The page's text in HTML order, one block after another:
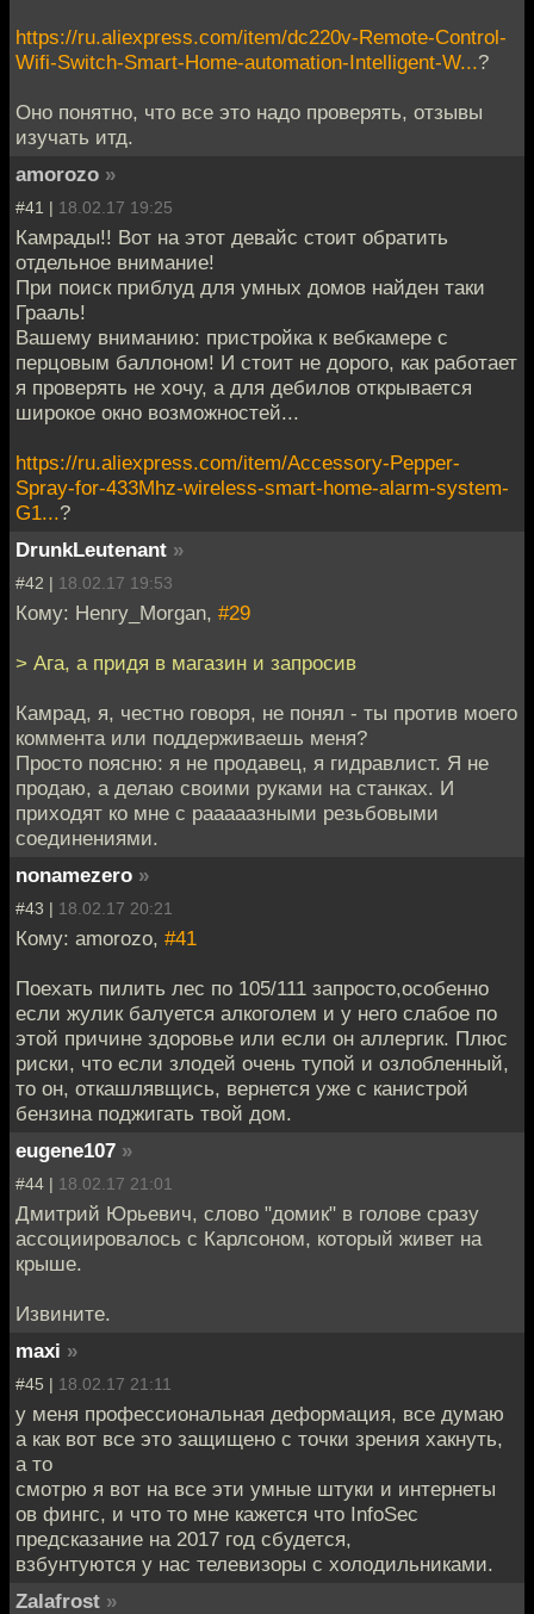
https://ru.aliexpress.com/item/dc220v-Remote-Control-
Wifi-Switch-Smart-Home-automation-Intelligent-W...?
Оно понятно, что все это надо проверять, отзывы
изучать итд.
amorozo »
#41 | 18.02.17 19:25
Камрады!! Вот на этот девайс стоит обратить
отдельное внимание!
При поиск приблуд для умных домов найден таки
Грааль!
Вашему вниманию: пристройка к вебкамере с
перцовым баллоном! И стоит не дорого, как работает
я проверять не хочу, а для дебилов открывается
широкое окно возможностей...
https://ru.aliexpress.com/item/Accessory-Pepper-
Spray-for-433Mhz-wireless-smart-home-alarm-system-
G1...?
DrunkLeutenant »
#42 | 18.02.17 19:53
Кому: Henry_Morgan, #29
> Ага, а придя в магазин и запросив
Камрад, я, честно говоря, не понял - ты против моего
коммента или поддерживаешь меня?
Просто поясню: я не продавец, я гидравлист. Я не
продаю, а делаю своими руками на станках. И
приходят ко мне с рааааазными резьбовыми
соединениями.
nonamezero »
#43 | 18.02.17 20:21
Кому: amorozo, #41
Поехать пилить лес по 105/111 запросто,особенно
если жулик балуется алкоголем и у него слабое по
этой причине здоровье или если он аллергик. Плюс
риски, что если злодей очень тупой и озлобленный,
то он, откашлявщись, вернется уже с канистрой
бензина поджигать твой дом.
eugene107 »
#44 | 18.02.17 21:01
Дмитрий Юрьевич, слово "домик" в голове сразу
ассоциировалось с Карлсоном, который живет на
крыше.
Извините.
maxi »
#45 | 18.02.17 21:11
у меня профессиональная деформация, все думаю
а как вот все это защищено с точки зрения хакнуть,
а то
смотрю я вот на все эти умные штуки и интернеты
ов фингс, и что то мне кажется что InfoSec
предсказание на 2017 год сбудется,
взбунтуются у нас телевизоры с холодильниками.
Zalafrost »